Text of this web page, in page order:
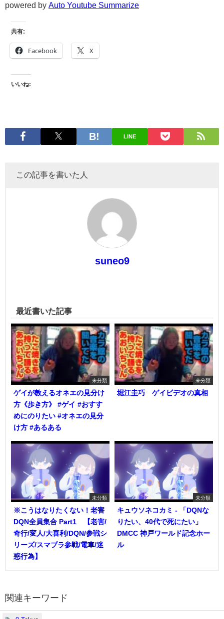
powered by Auto Youtube Summarize
共有:
Facebook X
いいね:
LINE
この記事を書いた人
suneo9
最近書いた記事
未分類
ゲイが教えるオネエの見分け
方《歩き方》 #ゲイ #おすす
めにのりたい #オネエの見分
け方 #あるある
未分類
堀江圭巧 ゲイビデオの真相
未分類
※こうはなりたくない！老害
DQN全員集合 Part1 【老害/
奇行/変人/大喜利/DQN/参戦シ
リーズ/スマブラ参戦/電車/迷
惑行為】
未分類
キュウソネコカミ - 「DQNな
りたい、40代で死にたい」
DMCC 神戸ワールド記念ホー
ル
関連キーワード